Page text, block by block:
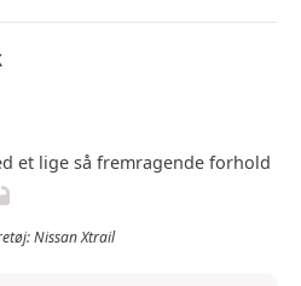
et lige så fremragende forhold
Nissan Xtrail